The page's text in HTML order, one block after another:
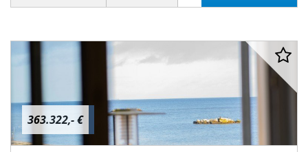
363.322,- €